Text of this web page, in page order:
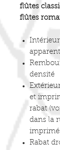
flûtes
flûtes
densité
et
rabat
dans la
Rabat